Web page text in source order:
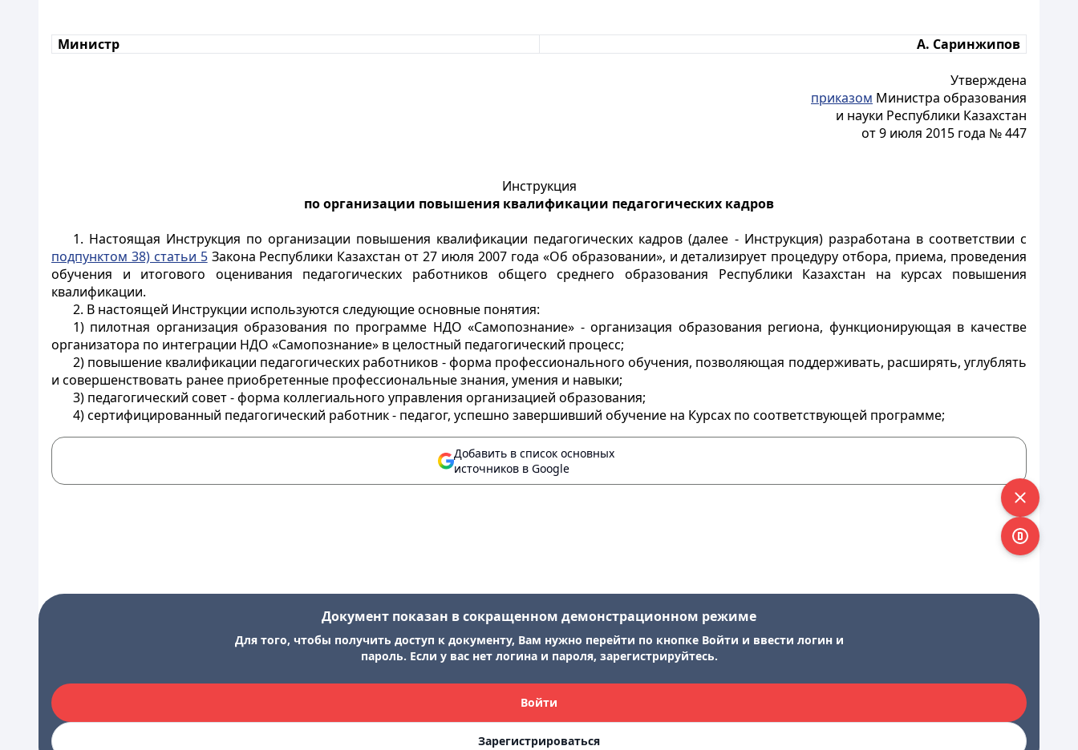
Министр А. Саринжипов
Утверждена
приказом Министра образования
и науки Республики Казахстан
от 9 июля 2015 года № 447
Инструкция
по организации повышения квалификации педагогических кадров
1. Настоящая Инструкция по организации повышения квалификации педагогических кадров (далее - Инструкция) разработана в соответствии с
подпунктом 38) статьи 5Закона Республики Казахстан от 27 июля 2007 года «Об образовании», и детализирует процедуру отбора, приема, проведения
обучения и итогового оценивания педагогических работников общего среднего образования Республики Казахстан на курсах повышения
квалификации.
2. В настоящей Инструкции используются следующие основные понятия:
1) пилотная организация образования по программе НДО «Самопознание» - организация образования региона, функционирующая в качестве
организатора по интеграции НДО «Самопознание» в целостный педагогический процесс;
2) повышение квалификации педагогических работников - форма профессионального обучения, позволяющая поддерживать, расширять, углублять
и совершенствовать ранее приобретенные профессиональные знания, умения и навыки;
3) педагогический совет - форма коллегиального управления организацией образования;
4) сертифицированный педагогический работник - педагог, успешно завершивший обучение на Курсах по соответствующей программе;
Добавить в список основных
источников в Google
Документ показан в сокращенном демонстрационном режиме
Для того, чтобы получить доступ к документу, Вам нужно перейти по кнопке Войти и ввести логин и
пароль. Если у вас нет логина и пароля, зарегистрируйтесь.
Войти
Зарегистрироваться